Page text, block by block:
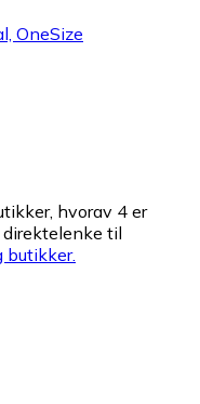
OneSize
hvorav 4 er
til
butikker.